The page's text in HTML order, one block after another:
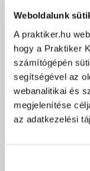
Weboldalunk
A praktiker.hu
hogy a Praktiker
számítógépén
segítségével az
webanalitikai és
megjelenítése
az adatkezelési
Csomagolási
Hibát